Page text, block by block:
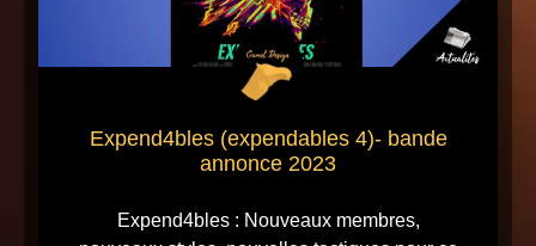
Expend4bles (expendables 4)- bande
annonce 2023
Expend4bles : Nouveaux membres,